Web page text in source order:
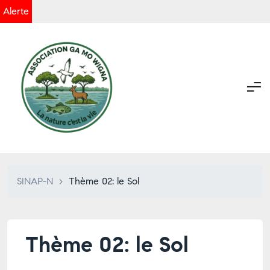
Alerte
SINAP-N > Thème 02: le Sol
Thème 02: le Sol